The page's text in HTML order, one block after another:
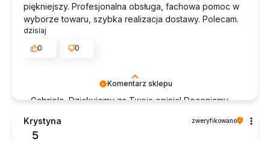
Komentarz sklepu
Gabriela, Dziękujemy za Twoją opinię! Doceniamy
doświadczeniem. Jesteśmy szczęśliwi, że mamy
takich klientów. Z pozdrowieniami, obsługa sklepu.
piękniejszy. Profesjonalna obsługa, fachowa pomoc w
wyborze towaru, szybka realizacja dostawy. Polecam.
dzisiaj
0
0
Krystyna zweryfikowano
5